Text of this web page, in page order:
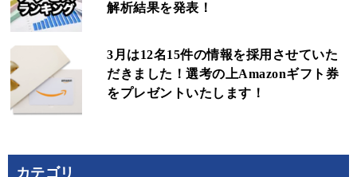
解析結果を発表！
3月は12名15件の情報を採用させていた
だきました！選考の上Amazonギフト券
をプレゼントいたします！
カテゴリ